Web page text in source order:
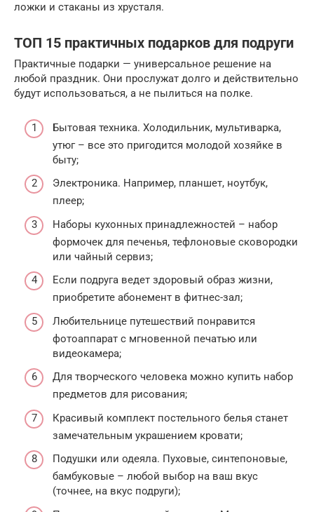
ложки и стаканы из хрусталя.
ТОП 15 практичных подарков для подруги
Практичные подарки — универсальное решение на
любой праздник. Они прослужат долго и действительно
будут использоваться, а не пылиться на полке.
Бытовая техника. Холодильник, мультиварка,
утюг – все это пригодится молодой хозяйке в
быту;
Электроника. Например, планшет, ноутбук,
плеер;
Наборы кухонных принадлежностей – набор
формочек для печенья, тефлоновые сковородки
или чайный сервиз;
Если подруга ведет здоровый образ жизни,
приобретите абонемент в фитнес-зал;
Любительнице путешествий понравится
фотоаппарат с мгновенной печатью или
видеокамера;
Для творческого человека можно купить набор
предметов для рисования;
Красивый комплект постельного белья станет
замечательным украшением кровати;
Подушки или одеяла. Пуховые, синтепоновые,
бамбуковые – любой выбор на ваш вкус
(точнее, на вкус подруги);